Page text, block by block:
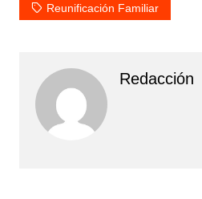
Reunificación Familiar
Redacción